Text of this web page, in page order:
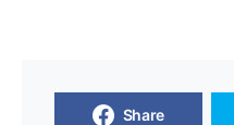
Share